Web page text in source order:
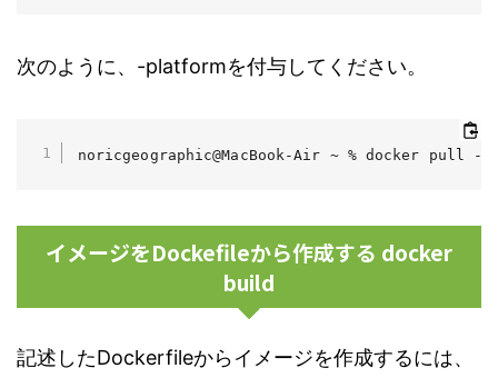
次のように、-platformを付与してください。
noricgeographic@MacBook-Air ~ % docker pull
イメージをDockefileから作成する docker
build
記述したDockerfileからイメージを作成するには、